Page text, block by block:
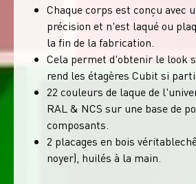
Chaque corps est conçu avec
précision et n'est laqué ou
la fin de la fabrication.
Cela permet d'obtenir le look
rend les étagères Cubit si
22 couleurs de laque de
RAL & NCS sur une base de
composants.
2 placages en bois
noyer), huilés à la main.